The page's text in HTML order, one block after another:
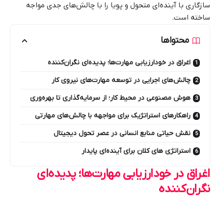
سازگاری با آینده‌ای متحول و پویا را با چالش‌های جدی مواجه
ساخته است.
محتواها
اغراق در خودارزیابی مهارت‌ها؛ پدیده‌ای نگران‌کننده
چالش‌های اجرایی در توسعه مهارت‌های نیروی کار
هوش مصنوعی در محیط کار؛ از سرمایه‌گذاری تا بهره‌وری
راهکارهای استراتژیک برای مواجهه با چالش‌های مهارتی
نقش حیاتی منابع انسانی در عصر تحول دیجیتال
استراتژی های کلان برای آینده‌ای پایدار
اغراق در خودارزیابی مهارت‌ها؛ پدیده‌ای
نگران‌کننده